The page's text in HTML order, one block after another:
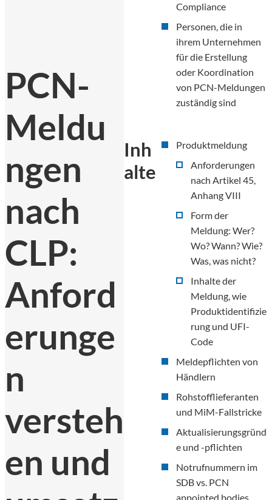
PCN-
Meldu
ngen
nach
CLP:
Anford
erunge
n
versteh
en und
Compliance
Personen, die in
ihrem Unternehmen
für die Erstellung
oder Koordination
von PCN-Meldungen
zuständig sind
Inh
alte
Produktmeldung
Anforderungen
nach Artikel 45,
Anhang VIII
Form der
Meldung: Wer?
Wo? Wann? Wie?
Was, was nicht?
Inhalte der
Meldung, wie
Produktidentifizie
rung und UFI-
Code
Meldepflichten von
Händlern
Rohstofflieferanten
und MiM-Fallstricke
Aktualisierungsgründ
e und -pflichten
Notrufnummern im
SDB vs. PCN
appointed bodies